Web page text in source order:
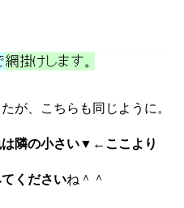
が、こちらも同じように。
は隣の小さい▼←ここより
くださいね＾＾